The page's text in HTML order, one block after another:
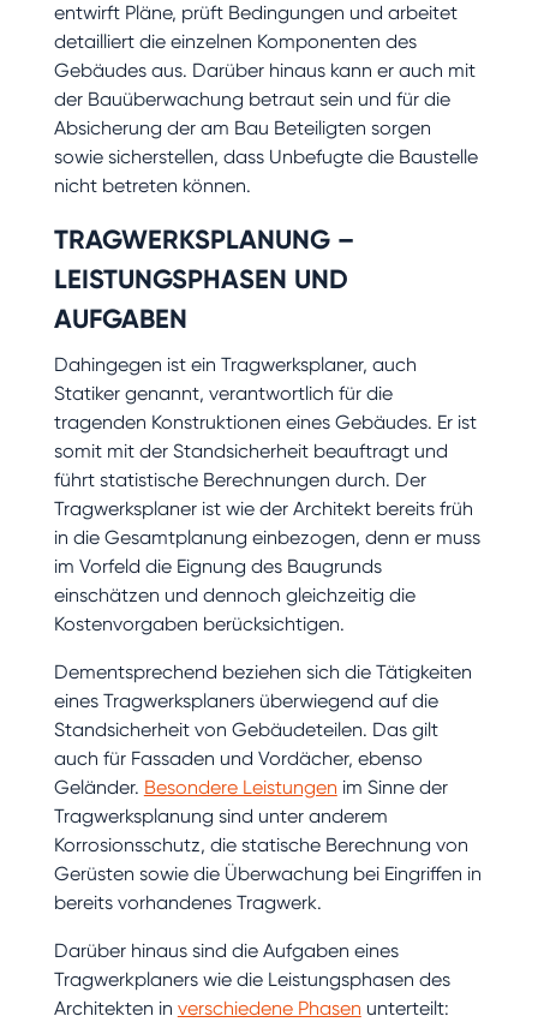
entwirft Pläne, prüft Bedingungen und arbeitet
detailliert die einzelnen Komponenten des
Gebäudes aus. Darüber hinaus kann er auch mit
der Bauüberwachung betraut sein und für die
Absicherung der am Bau Beteiligten sorgen
sowie sicherstellen, dass Unbefugte die Baustelle
nicht betreten können.
TRAGWERKSPLANUNG –
LEISTUNGSPHASEN UND
AUFGABEN
Dahingegen ist ein Tragwerksplaner, auch
Statiker genannt, verantwortlich für die
tragenden Konstruktionen eines Gebäudes. Er ist
somit mit der Standsicherheit beauftragt und
führt statistische Berechnungen durch. Der
Tragwerksplaner ist wie der Architekt bereits früh
in die Gesamtplanung einbezogen, denn er muss
im Vorfeld die Eignung des Baugrunds
einschätzen und dennoch gleichzeitig die
Kostenvorgaben berücksichtigen.
Dementsprechend beziehen sich die Tätigkeiten
eines Tragwerksplaners überwiegend auf die
Standsicherheit von Gebäudeteilen. Das gilt
auch für Fassaden und Vordächer, ebenso
Geländer. Besondere Leistungen im Sinne der
Tragwerksplanung sind unter anderem
Korrosionsschutz, die statische Berechnung von
Gerüsten sowie die Überwachung bei Eingriffen in
bereits vorhandenes Tragwerk.
Darüber hinaus sind die Aufgaben eines
Tragwerkplaners wie die Leistungsphasen des
Architekten in verschiedene Phasen unterteilt: